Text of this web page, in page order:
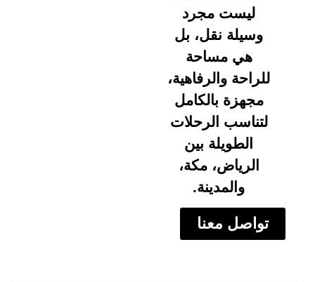
ليست مجرد
وسيلة نقل، بل
هي مساحة
للراحة والرفاهية،
مجهزة بالكامل
لتناسب الرحلات
الطويلة بين
الرياض، مكة،
والمدينة.
تواصل معنا